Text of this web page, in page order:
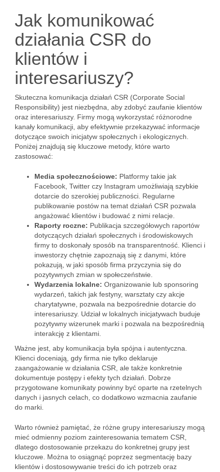
Jak komunikować
działania CSR do
klientów i
interesariuszy?
Skuteczna komunikacja działań CSR (Corporate Social
Responsibility) jest niezbędna, aby zdobyć zaufanie klientów
oraz interesariuszy. Firmy mogą wykorzystać różnorodne
kanały komunikacji, aby efektywnie przekazywać informacje
dotyczące swoich inicjatyw społecznych i ekologicznych.
Poniżej znajdują się kluczowe metody, które warto
zastosować:
Media społecznościowe: Platformy takie jak
Facebook, Twitter czy Instagram umożliwiają szybkie
dotarcie do szerokiej publiczności. Regularne
publikowanie postów na temat działań CSR pozwala
angażować klientów i budować z nimi relacje.
Raporty roczne: Publikacja szczegółowych raportów
dotyczących działań społecznych i środowiskowych
firmy to doskonały sposób na transparentność. Klienci i
inwestorzy chętnie zapoznają się z danymi, które
pokazują, w jaki sposób firma przyczynia się do
pozytywnych zmian w społeczeństwie.
Wydarzenia lokalne: Organizowanie lub sponsoring
wydarzeń, takich jak festyny, warsztaty czy akcje
charytatywne, pozwala na bezpośrednie dotarcie do
interesariuszy. Udział w lokalnych inicjatywach buduje
pozytywny wizerunek marki i pozwala na bezpośrednią
interakcję z klientami.
Ważne jest, aby komunikacja była spójna i autentyczna.
Klienci doceniają, gdy firma nie tylko deklaruje
zaangażowanie w działania CSR, ale także konkretnie
dokumentuje postępy i efekty tych działań. Dobrze
przygotowane komunikaty powinny być oparte na rzetelnych
danych i jasnych celach, co dodatkowo wzmacnia zaufanie
do marki.
Warto również pamiętać, że różne grupy interesariuszy mogą
mieć odmienny poziom zainteresowania tematem CSR,
dlatego dostosowanie przekazu do konkretnej grupy jest
kluczowe. Można to osiągnąć poprzez segmentację bazy
klientów i dostosowywanie treści do ich potrzeb oraz